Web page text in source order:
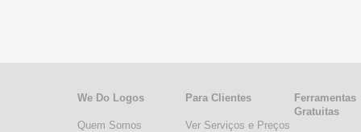
We Do Logos
Quem Somos
Para Clientes
Ver Serviços e Preços
Ferramentas
Gratuitas